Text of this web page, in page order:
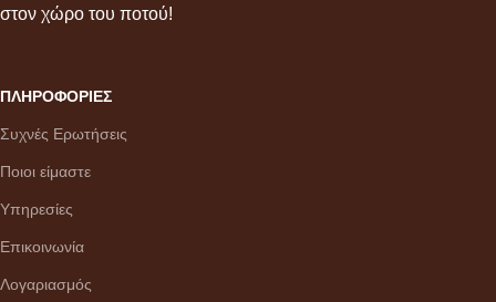
στον χώρο του ποτού!
ΠΛΗΡΟΦΟΡΙΕΣ
Συχνές Ερωτήσεις
Ποιοι είμαστε
Υπηρεσίες
Επικοινωνία
Λογαριασμός